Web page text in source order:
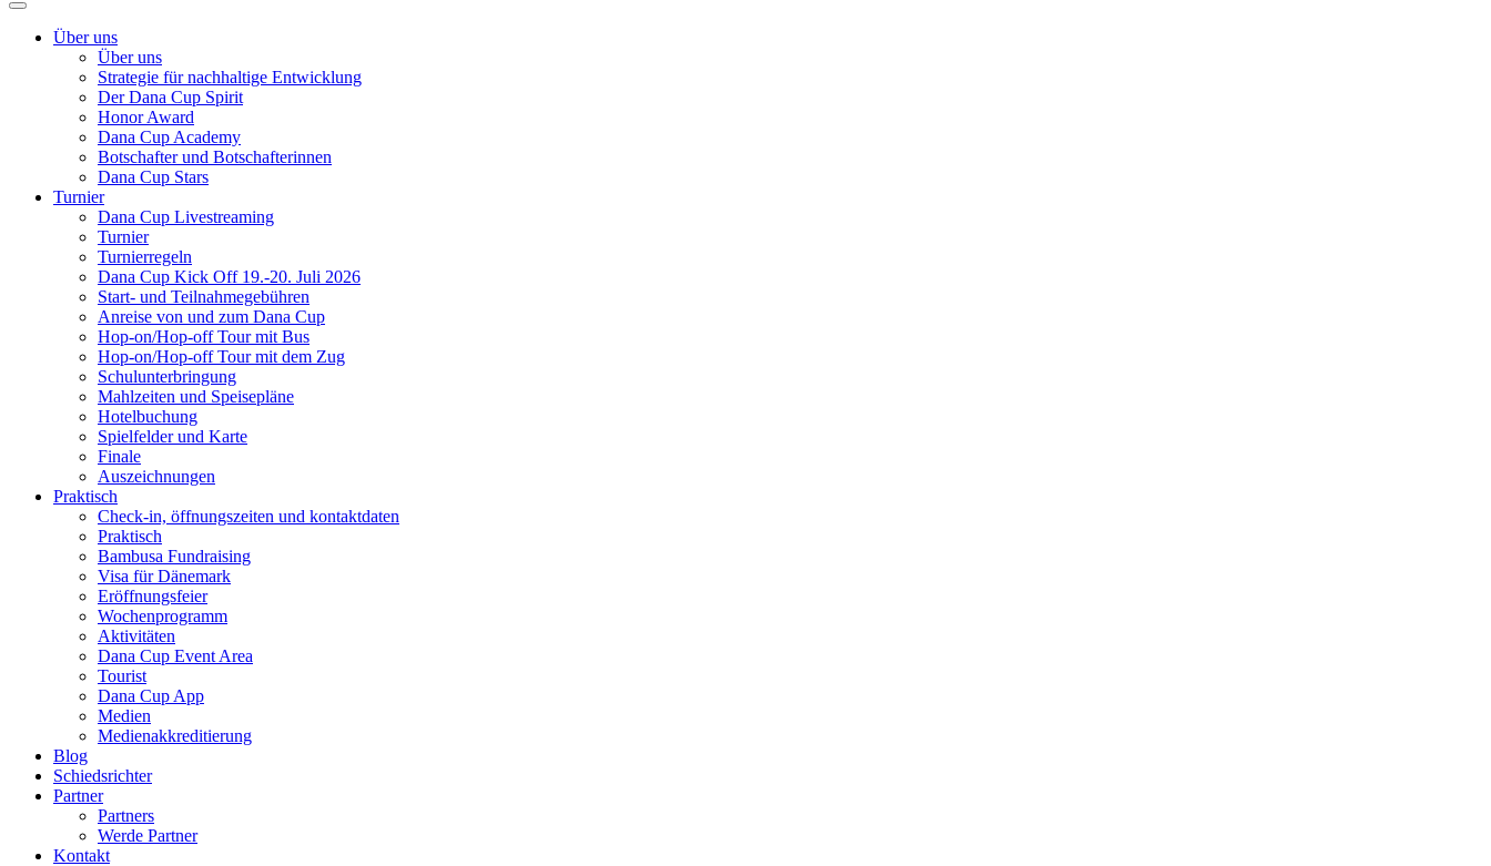
Über uns
Über uns
Strategie für nachhaltige Entwicklung
Der Dana Cup Spirit
Honor Award
Dana Cup Academy
Botschafter und Botschafterinnen
Dana Cup Stars
Turnier
Dana Cup Livestreaming
Turnier
Turnierregeln
Dana Cup Kick Off 19.-20. Juli 2026
Start- und Teilnahmegebühren
Anreise von und zum Dana Cup
Hop-on/Hop-off Tour mit Bus
Hop-on/Hop-off Tour mit dem Zug
Schulunterbringung
Mahlzeiten und Speisepläne
Hotelbuchung
Spielfelder und Karte
Finale
Auszeichnungen
Praktisch
Check-in, öffnungszeiten und kontaktdaten
Praktisch
Bambusa Fundraising
Visa für Dänemark
Eröffnungsfeier
Wochenprogramm
Aktivitäten
Dana Cup Event Area
Tourist
Dana Cup App
Medien
Medienakkreditierung
Blog
Schiedsrichter
Partner
Partners
Werde Partner
Kontakt